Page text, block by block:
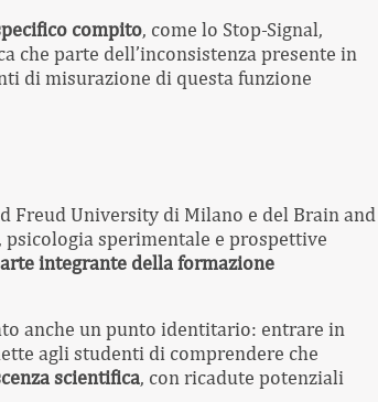
compito, come lo Stop-Signal,
che parte dell’inconsistenza presente in
di misurazione di questa funzione
Freud University di Milano e del Brain and
psicologia sperimentale e prospettive
integrante della formazione
anche un punto identitario: entrare in
agli studenti di comprendere che
scientifica, con ricadute potenziali